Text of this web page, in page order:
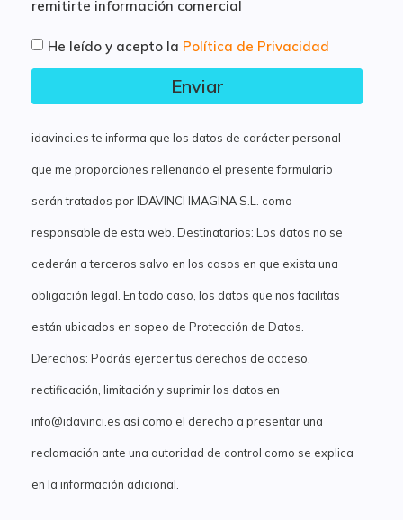
remitirte información comercial
He leído y acepto la Política de Privacidad
Enviar
idavinci.es te informa que los datos de carácter personal
que me proporciones rellenando el presente formulario
serán tratados por IDAVINCI IMAGINA S.L. como
responsable de esta web. Destinatarios: Los datos no se
cederán a terceros salvo en los casos en que exista una
obligación legal. En todo caso, los datos que nos facilitas
están ubicados en sopeo de Protección de Datos.
Derechos: Podrás ejercer tus derechos de acceso,
rectificación, limitación y suprimir los datos en
info@idavinci.es así como el derecho a presentar una
reclamación ante una autoridad de control como se explica
en la información adicional.